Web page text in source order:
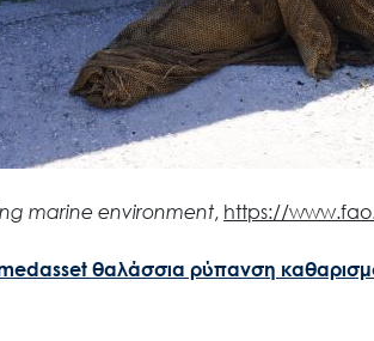
marine environment, https://
θαλάσσια ρύπανση